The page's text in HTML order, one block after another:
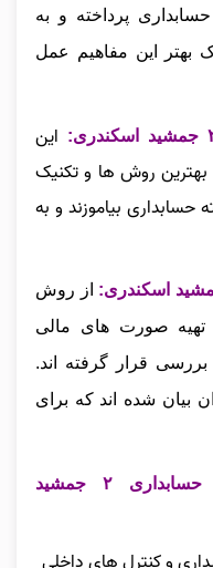
پرداخته و به
بهتر این مفاهیم عمل
این
روش‌ ها و تکنیک‌
حسابداری بیاموزند و به
از روش‌
تهیه صورت‌ های مالی
قرار گرفته‌ اند.
بیان شده‌ اند که برای
فهرست مطالب جزوه اصول حسابداری ۲ جمشید